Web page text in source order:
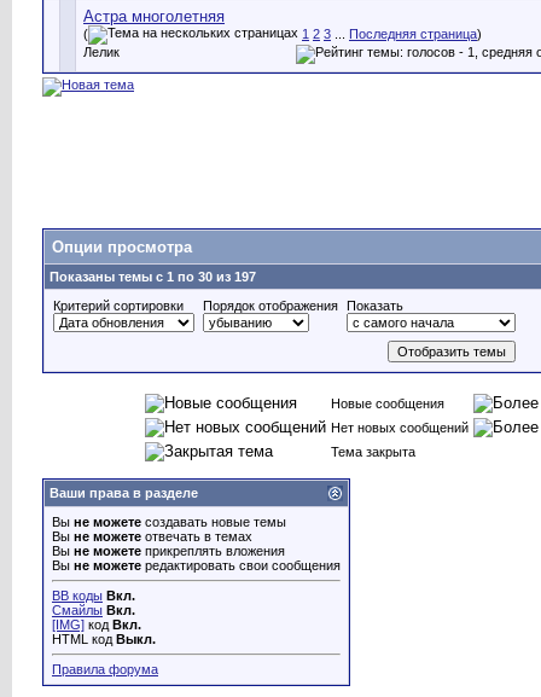
Астра многолетняя
( 1 2 3 Последняя страница)
Лелик
Опции просмотра
Показаны темы с 1 по 30 из 197
Критерий сортировки
Порядок отображения Показать
Новые сообщения
Нет новых сообщений
Тема закрыта
Ваши права в разделе
Вы не можете создавать новые темы
Вы не можете отвечать в темах
Вы не можете прикреплять вложения
Вы не можете редактировать свои сообщения
BB коды Вкл.
Смайлы Вкл.
[IMG] код Вкл.
HTML код Выкл.
Правила форума